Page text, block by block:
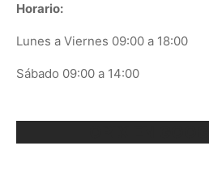
Horario:
Lunes a Viernes 09:00 a 18:00
Sábado 09:00 a 14:00